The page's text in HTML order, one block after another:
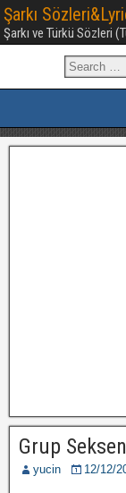
Şarkı
Şarkı ve Türkü Sözleri
Grup
yucin 12/12/